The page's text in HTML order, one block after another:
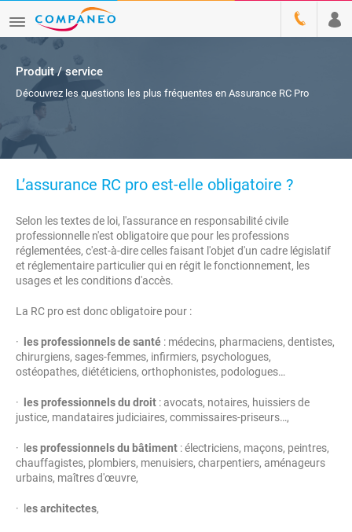
Produit / service
Découvrez les questions les plus fréquentes en Assurance RC Pro
L’assurance RC pro est-elle obligatoire ?
Selon les textes de loi, l'assurance en responsabilité civile
professionnelle n'est obligatoire que pour les professions
réglementées, c'est-à-dire celles faisant l'objet d'un cadre législatif
et réglementaire particulier qui en régit le fonctionnement, les
usages et les conditions d'accès.
La RC pro est donc obligatoire pour :
· les professionnels de santé : médecins, pharmaciens, dentistes,
chirurgiens, sages-femmes, infirmiers, psychologues,
ostéopathes, diététiciens, orthophonistes, podologues…
· les professionnels du droit : avocats, notaires, huissiers de
justice, mandataires judiciaires, commissaires-priseurs…,
· l es professionnels du bâtiment : électriciens, maçons, peintres,
chauffagistes, plombiers, menuisiers, charpentiers, aménageurs
urbains, maîtres d'œuvre,
· l es architectes,